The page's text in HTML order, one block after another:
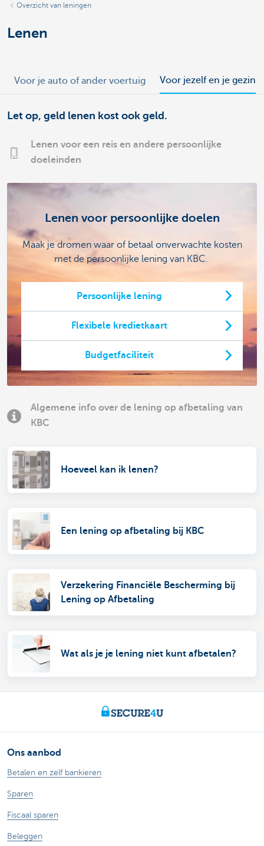
Overzicht van leningen
Lenen
Voor je auto of ander voertuig Voor jezelf en je gezin
Let op, geld lenen kost ook geld.
Lenen voor een reis en andere persoonlijke
doeleinden
Lenen voor persoonlijke doelen
Maak je dromen waar of betaal onverwachte kosten
met de persoonlijke lening van KBC.
Persoonlijke lening
Flexibele kredietkaart
Budgetfaciliteit
Algemene info over de lening op afbetaling van
KBC
Hoeveel kan ik lenen?
Een lening op afbetaling bij KBC
Verzekering Financiële Bescherming bij
Lening op Afbetaling
Wat als je je lening niet kunt afbetalen?
Ons aanbod
Betalen en zelf bankieren
Sparen
Fiscaal sparen
Beleggen